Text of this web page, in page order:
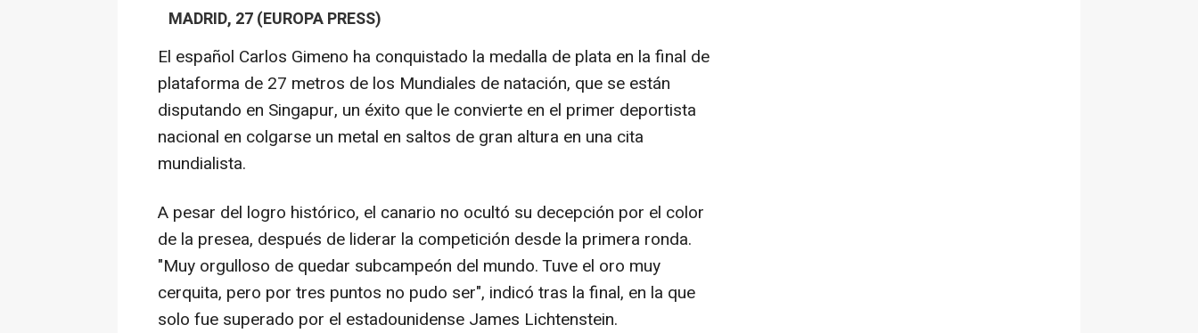
MADRID, 27 (EUROPA PRESS)
El español Carlos Gimeno ha conquistado la medalla de plata en la final de
plataforma de 27 metros de los Mundiales de natación, que se están
disputando en Singapur, un éxito que le convierte en el primer deportista
nacional en colgarse un metal en saltos de gran altura en una cita
mundialista.
A pesar del logro histórico, el canario no ocultó su decepción por el color
de la presea, después de liderar la competición desde la primera ronda.
"Muy orgulloso de quedar subcampeón del mundo. Tuve el oro muy
cerquita, pero por tres puntos no pudo ser", indicó tras la final, en la que
solo fue superado por el estadounidense James Lichtenstein.